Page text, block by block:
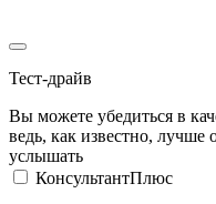
Тест-драйв
Вы можете убедиться в
ведь, как известно, лучше
услышать
КонсультантПлюс